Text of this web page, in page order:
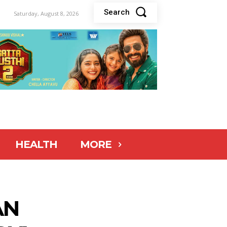
Saturday, August 8, 2026 Search
HEALTH MORE